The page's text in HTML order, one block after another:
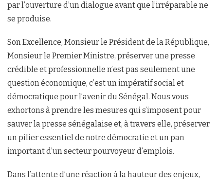
par l’ouverture d’un dialogue avant que l’irréparable ne
se produise.
Son Excellence, Monsieur le Président de la République,
Monsieur le Premier Ministre, préserver une presse
crédible et professionnelle n’est pas seulement une
question économique, c’est un impératif social et
démocratique pour l’avenir du Sénégal. Nous vous
exhortons à prendre les mesures qui s’imposent pour
sauver la presse sénégalaise et, à travers elle, préserver
un pilier essentiel de notre démocratie et un pan
important d’un secteur pourvoyeur d’emplois.
Dans l’attente d’une réaction à la hauteur des enjeux,